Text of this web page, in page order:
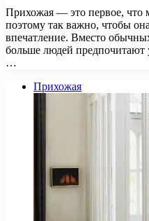
Прихожая — это первое, что
поэтому так важно, чтобы
впечатление. Вместо
больше людей предпочитают
…
Прихожая